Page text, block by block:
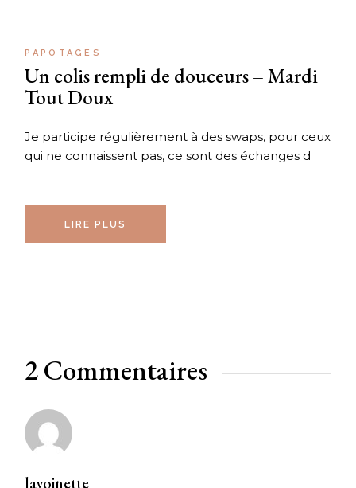
PAPOTAGES
Un colis rempli de douceurs – Mardi
Tout Doux
Je participe régulièrement à des swaps, pour ceux
qui ne connaissent pas, ce sont des échanges d
LIRE PLUS
2 Commentaires
lavoinette